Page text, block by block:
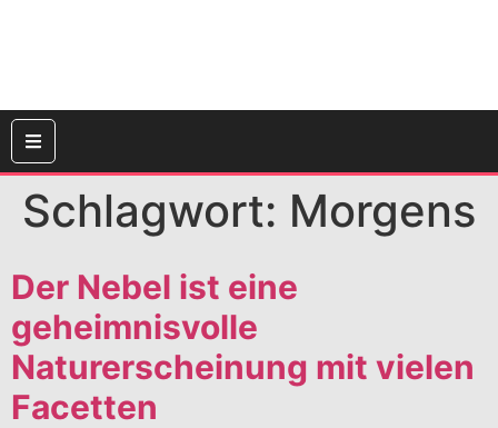
Schlagwort: Morgens
Der Nebel ist eine
geheimnisvolle
Naturerscheinung mit vielen
Facetten